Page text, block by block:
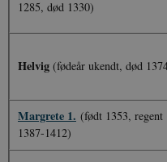
1285, død 1330)
Helvig (fødeår ukendt, død
Margrete 1. (født 1353, regent
1387-1412)